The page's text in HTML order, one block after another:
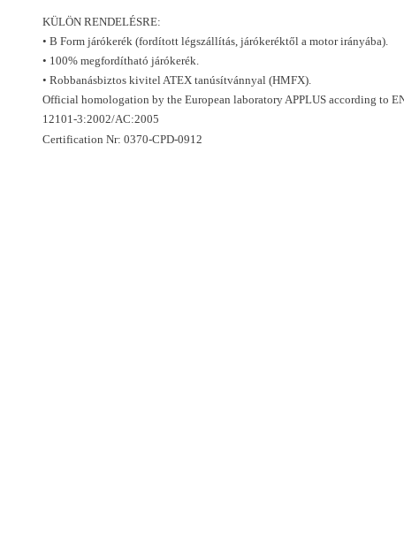
KÜLÖN RENDELÉSRE:
• B Form járókerék (fordított légszállítás, járókeréktől a motor irányába).
• 100% megfordítható járókerék.
• Robbanásbiztos kivitel ATEX tanúsítvánnyal (HMFX).
Official homologation by the European laboratory APPLUS according to
12101-3:2002/AC:2005
Certification Nr: 0370-CPD-0912